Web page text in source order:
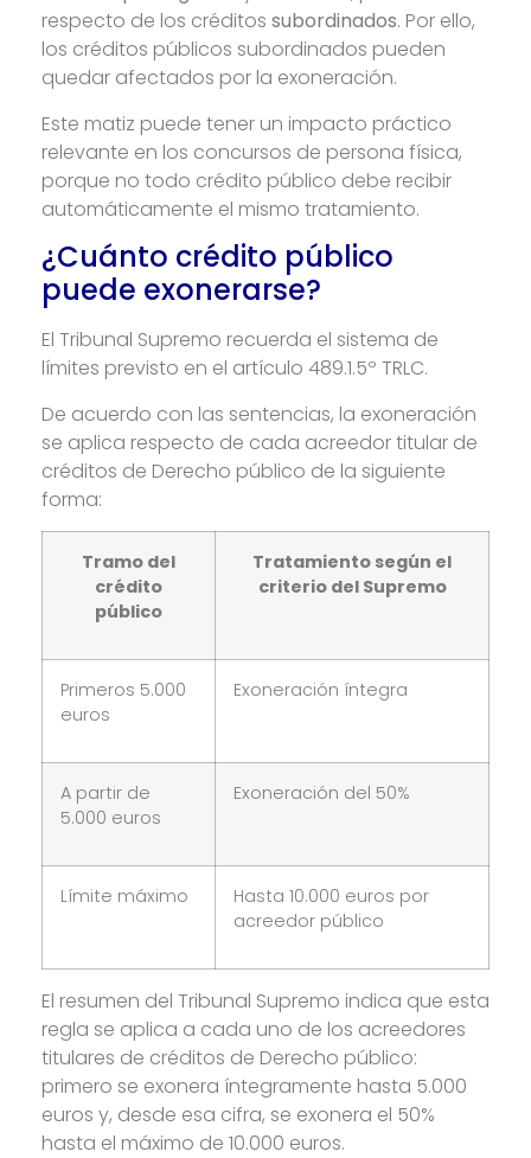
respecto de los créditos subordinados. Por ello,
los créditos públicos subordinados pueden
quedar afectados por la exoneración.
Este matiz puede tener un impacto práctico
relevante en los concursos de persona física,
porque no todo crédito público debe recibir
automáticamente el mismo tratamiento.
¿Cuánto crédito público
puede exonerarse?
El Tribunal Supremo recuerda el sistema de
límites previsto en el artículo 489.1.5º TRLC.
De acuerdo con las sentencias, la exoneración
se aplica respecto de cada acreedor titular de
créditos de Derecho público de la siguiente
forma:
Tramo del
crédito
público
Tratamiento según el
criterio del Supremo
Primeros 5.000
euros
Exoneración íntegra
A partir de
5.000 euros
Exoneración del 50%
Límite máximo
Hasta 10.000 euros por
acreedor público
El resumen del Tribunal Supremo indica que esta
regla se aplica a cada uno de los acreedores
titulares de créditos de Derecho público:
primero se exonera íntegramente hasta 5.000
euros y, desde esa cifra, se exonera el 50%
hasta el máximo de 10.000 euros.